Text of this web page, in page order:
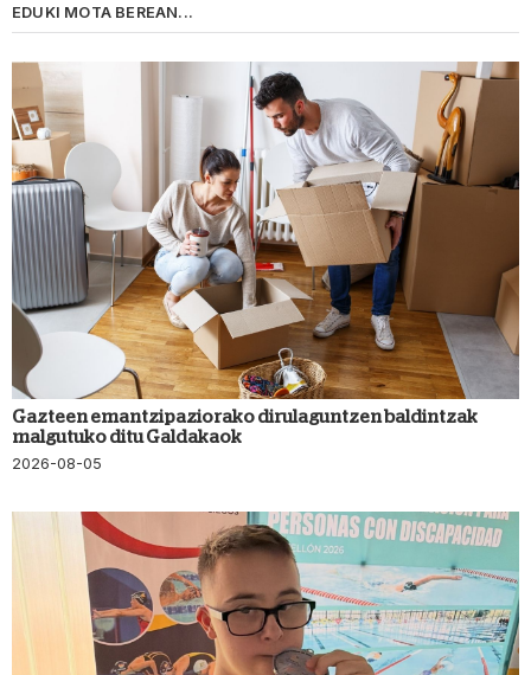
EDUKI MOTA BEREAN...
Gazteen emantzipaziorako dirulaguntzen baldintzak
malgutuko ditu Galdakaok
2026-08-05